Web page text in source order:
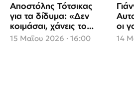
Αποστόλης Τότσικας
για τα δίδυμα: «Δεν
κοιμάσαι, χάνεις το
μυαλό σου – Η Ρούλα
15 Μαΐου 2026 · 16:00
οι
14